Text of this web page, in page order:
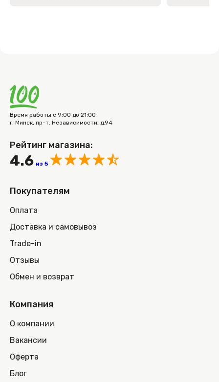
Время работы с 9:00 до 21:00
г. Минск, пр-т. Независимости, д.94
Рейтинг магазина:
4.6 из 5
Покупателям
Оплата
Доставка и самовывоз
Trade-in
Отзывы
Обмен и возврат
Компания
О компании
Вакансии
Оферта
Блог